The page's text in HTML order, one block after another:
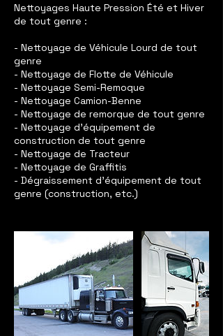
Nettoyages Haute Pression Été et Hiver
de tout genre :
- Nettoyage de Véhicule Lourd de tout
genre
- Nettoyage de Flotte de Véhicule
- Nettoyage Semi-Remoque
- Nettoyage Camion-Benne
- Nettoyage de remorque de tout genre
- Nettoyage d'équipement de
construction de tout genre
- Nettoyage de Tracteur
- Nettoyage de Graffitis
- Dégraissement d'équipement de tout
genre (construction, etc.)